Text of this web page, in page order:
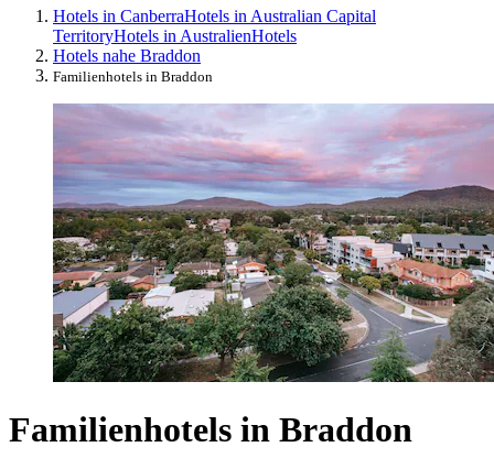
Hotels in CanberraHotels in Australian Capital
TerritoryHotels in AustralienHotels
Hotels nahe Braddon
Familienhotels in Braddon
Familienhotels in Braddon